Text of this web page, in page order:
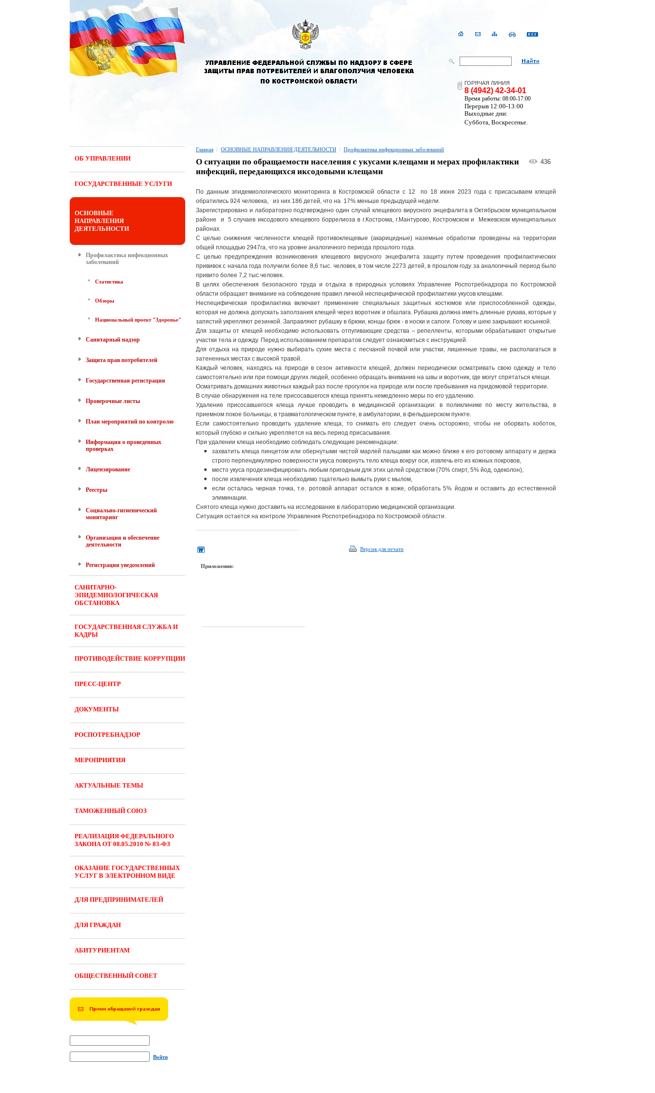
ГОРЯЧАЯ ЛИНИЯ
8 (4942) 42-34-01
Время работы: 08:00-17:00
Перерыв 12:00-13:00
Выходные дни:
Суббота, Воскресенье.
ОБ УПРАВЛЕНИИ
ГОСУДАРСТВЕННЫЕ УСЛУГИ
ОСНОВНЫЕ
НАПРАВЛЕНИЯ
ДЕЯТЕЛЬНОСТИ
Профилактика инфекционных
заболеваний
Статистика
Обзоры
Национальный проект "Здоровье"
Санитарный надзор
Защита прав потребителей
Государственная регистрация
Проверочные листы
План мероприятий по контролю
Информация о проведенных
проверках
Лицензирование
Реестры
Социально-гигиенический
мониторинг
Организация и обеспечение
деятельности
Регистрация уведомлений
САНИТАРНО-
ЭПИДЕМИОЛОГИЧЕСКАЯ
ОБСТАНОВКА
ГОСУДАРСТВЕННАЯ СЛУЖБА И
КАДРЫ
ПРОТИВОДЕЙСТВИЕ КОРРУПЦИИ
ПРЕСС-ЦЕНТР
ДОКУМЕНТЫ
РОСПОТРЕБНАДЗОР
МЕРОПРИЯТИЯ
АКТУАЛЬНЫЕ ТЕМЫ
ТАМОЖЕННЫЙ СОЮЗ
РЕАЛИЗАЦИЯ ФЕДЕРАЛЬНОГО
ЗАКОНА ОТ 08.05.2010 № 83-ФЗ
ОКАЗАНИЕ ГОСУДАРСТВЕННЫХ
УСЛУГ В ЭЛЕКТРОННОМ ВИДЕ
ДЛЯ ПРЕДПРИНИМАТЕЛЕЙ
ДЛЯ ГРАЖДАН
АБИТУРИЕНТАМ
ОБЩЕСТВЕННЫЙ СОВЕТ
Войти
Главная / ОСНОВНЫЕ НАПРАВЛЕНИЯ ДЕЯТЕЛЬНОСТИ / Профилактика инфекционных заболеваний
О ситуации по обращаемости населения с укусами клещами и мерах профилактики
инфекций, передающихся иксодовыми клещами
436
По данным эпидемиологического мониторинга в Костромской области с 12 по 18 июня 2023 года с присасываем клещей
обратились 924 человека, из них 186 детей, что на 17% меньше предыдущей недели.
Зарегистрировано и лабораторно подтверждено один случай клещевого вирусного энцефалита в Октябрьском муниципальном
районе и 5 случаев иксодового клещевого боррелиоза в г.Кострома, г.Мантурово, Костромском и Межевском муниципальных
районах.
С целью снижения численности клещей противоклещевые (акарицидные) наземные обработки проведены на территории
общей площадью 2947га, что на уровне аналогичного периода прошлого года.
С целью предупреждения возникновения клещевого вирусного энцефалита защиту путем проведения профилактических
прививок с начала года получили более 8,6 тыс. человек, в том числе 2273 детей, в прошлом году за аналогичный период было
привито более 7,2 тыс.человек.
В целях обеспечения безопасного труда и отдыха в природных условиях Управление Роспотребнадзора по Костромской
области обращает внимание на соблюдение правил личной неспецифической профилактики укусов клещами.
Неспецифическая профилактика включает применение специальных защитных костюмов или приспособленной одежды,
которая не должна допускать заползания клещей через воротник и обшлага. Рубашка должна иметь длинные рукава, которые у
запястий укрепляют резинкой. Заправляют рубашку в брюки, концы брюк - в носки и сапоги. Голову и шею закрывают косынкой.
Для защиты от клещей необходимо использовать отпугивающие средства – репелленты, которыми обрабатывают открытые
участки тела и одежду. Перед использованием препаратов следует ознакомиться с инструкцией.
Для отдыха на природе нужно выбирать сухие места с песчаной почвой или участки, лишенные травы, не располагаться в
затененных местах с высокой травой.
Каждый человек, находясь на природе в сезон активности клещей, должен периодически осматривать свою одежду и тело
самостоятельно или при помощи других людей, особенно обращать внимание на швы и воротник, где могут спрятаться клещи.
Осматривать домашних животных каждый раз после прогулок на природе или после пребывания на придомовой территории.
В случае обнаружения на теле присосавшегося клеща принять немедленно меры по его удалению.
Удаление присосавшегося клеща лучше проводить в медицинской организации: в поликлинике по месту жительства, в
приемном покое больницы, в травматологическом пункте, в амбулатории, в фельдшерском пункте.
Если самостоятельно проводить удаление клеща, то снимать его следует очень осторожно, чтобы не оборвать хоботок,
который глубоко и сильно укрепляется на весь период присасывания.
При удалении клеща необходимо соблюдать следующие рекомендации:
захватить клеща пинцетом или обернутыми чистой марлей пальцами как можно ближе к его ротовому аппарату и держа
строго перпендикулярно поверхности укуса повернуть тело клеща вокруг оси, извлечь его из кожных покровов,
место укуса продезинфицировать любым пригодным для этих целей средством (70% спирт, 5% йод, одеколон),
после извлечения клеща необходимо тщательно вымыть руки с мылом,
если осталась черная точка, т.е. ротовой аппарат остался в коже, обработать 5% йодом и оставить до естественной
элиминации.
Снятого клеща нужно доставить на исследование в лабораторию медицинской организации.
Ситуация остается на контроле Управления Роспотребнадзора по Костромской области.
Версия для печати
Приложения: